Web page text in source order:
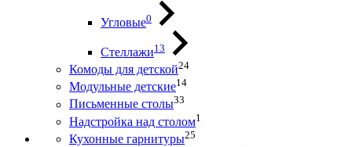
Угловые0
Стеллажи13
Комоды для детской24
Модульные детские14
Письменные столы33
Надстройка над столом1
Кухонные гарнитуры25